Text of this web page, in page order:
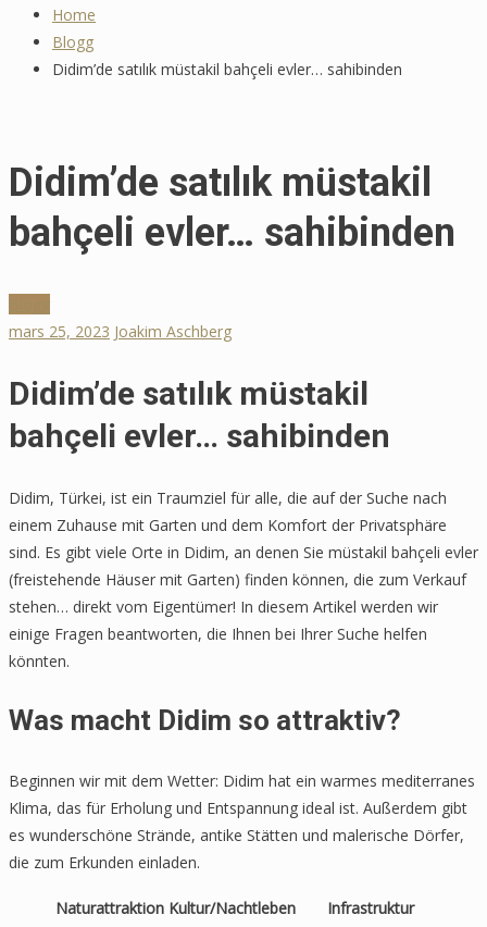
Tommy Myllymäki Grillad Högrev
🍖 Recepttips
Home
Blogg
Didim’de satılık müstakil bahçeli evler… sahibinden
Didim’de satılık müstakil
bahçeli evler… sahibinden
mars 25, 2023 Joakim Aschberg
Didim’de satılık müstakil
bahçeli evler… sahibinden
Didim, Türkei, ist ein Traumziel für alle, die auf der Suche nach
einem Zuhause mit Garten und dem Komfort der Privatsphäre
sind. Es gibt viele Orte in Didim, an denen Sie müstakil bahçeli evler
(freistehende Häuser mit Garten) finden können, die zum Verkauf
stehen… direkt vom Eigentümer! In diesem Artikel werden wir
einige Fragen beantworten, die Ihnen bei Ihrer Suche helfen
könnten.
Was macht Didim so attraktiv?
Beginnen wir mit dem Wetter: Didim hat ein warmes mediterranes
Klima, das für Erholung und Entspannung ideal ist. Außerdem gibt
es wunderschöne Strände, antike Stätten und malerische Dörfer,
die zum Erkunden einladen.
Naturattraktion Kultur/Nachtleben
Infrastruktur